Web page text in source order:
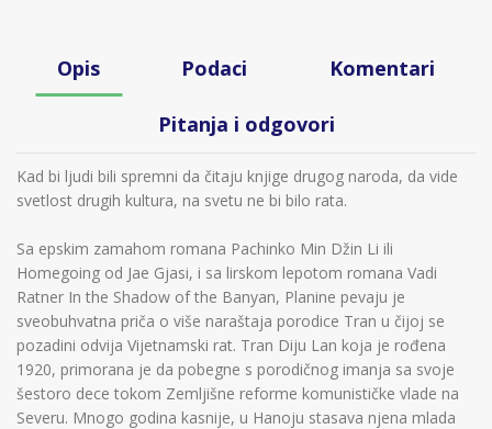
Opis Podaci Komentari
Pitanja i odgovori
Kad bi ljudi bili spremni da čitaju knjige drugog naroda, da vide
svetlost drugih kultura, na svetu ne bi bilo rata.
Sa epskim zamahom romana Pachinko Min Džin Li ili
Homegoing od Jae Gjasi, i sa lirskom lepotom romana Vadi
Ratner In the Shadow of the Banyan, Planine pevaju je
sveobuhvatna priča o više naraštaja porodice Tran u čijoj se
pozadini odvija Vijetnamski rat. Tran Diju Lan koja je rođena
1920, primorana je da pobegne s porodičnog imanja sa svoje
šestoro dece tokom Zemljišne reforme komunističke vlade na
Severu. Mnogo godina kasnije, u Hanoju stasava njena mlada